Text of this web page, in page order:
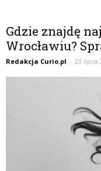
Gdzie znajdę
Wrocławiu?
Redakcja Curio.pl - 23 lipca